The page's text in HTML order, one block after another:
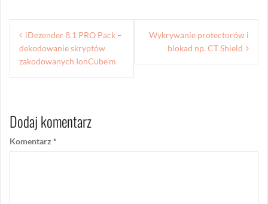
Nawigacja
wpisu
iDezender 8.1 PRO Pack –
dekodowanie skryptów
zakodowanych IonCube’m
Wykrywanie protectorów i
blokad np. CT Shield
Dodaj komentarz
Komentarz *